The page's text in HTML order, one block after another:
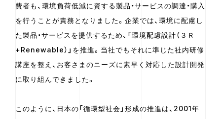
費者も、環境負荷低減に資する製品・サービスの調達・購入
を行うことが責務となりました。企業では、環境に配慮し
た製品・サービスを提供するため、「環境配慮設計（３Ｒ
+Renewable）」を推進。当社でもそれに準じた社内研修
講座を整え、お客さまのニーズに素早く対応した設計開発
に取り組んできました。
このように、日本の「循環型社会」形成の推進は、2001年